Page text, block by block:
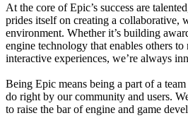
At the core of Epic’s success are
prides itself on creating a collaborative,
environment. Whether it’s building
engine technology that enables others
interactive experiences, we’re always
Being Epic means being a part of a
do right by our community and users.
to raise the bar of engine and game